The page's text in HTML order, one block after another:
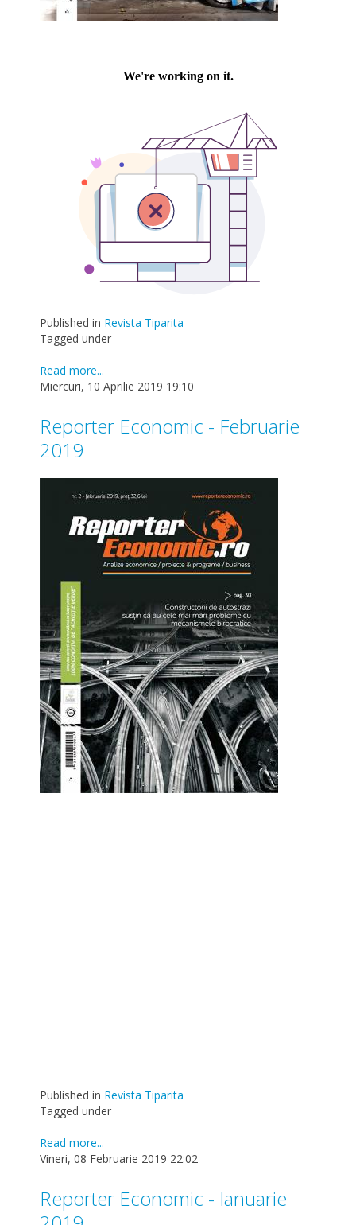
Published in Revista Tiparita
Tagged under
Read more...
Miercuri, 10 Aprilie 2019 19:10
Reporter Economic - Februarie
2019
Published in Revista Tiparita
Tagged under
Read more...
Vineri, 08 Februarie 2019 22:02
Reporter Economic - Ianuarie